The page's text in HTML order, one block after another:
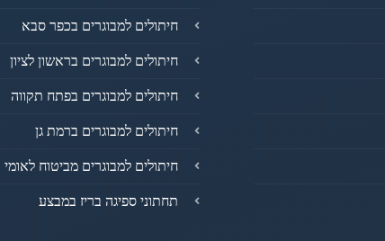
חיתולים למבוגרים בכפר סבא
חיתולים למבוגרים בראשון לציון
חיתולים למבוגרים בפתח תקווה
חיתולים למבוגרים ברמת גן
חיתולים למבוגרים מביטוח לאומי
תחתוני ספיגה בריז במבצע